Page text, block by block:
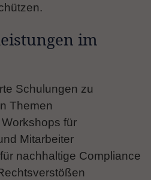
im
Schulungen zu
Themen
für
Mitarbeiter
nachhaltige Compliance